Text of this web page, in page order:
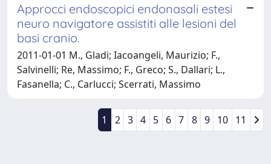
Approcci endoscopici endonasali estesi
neuro navigatore assistiti alle lesioni del
basi cranio.
2011-01-01 M., Gladi; Iacoangeli, Maurizio; F.,
Salvinelli; Re, Massimo; F., Greco; S., Dallari; L.,
Fasanella; C., Carlucci; Scerrati, Massimo
1 2 3 4 5 6 7 8 9 10 11